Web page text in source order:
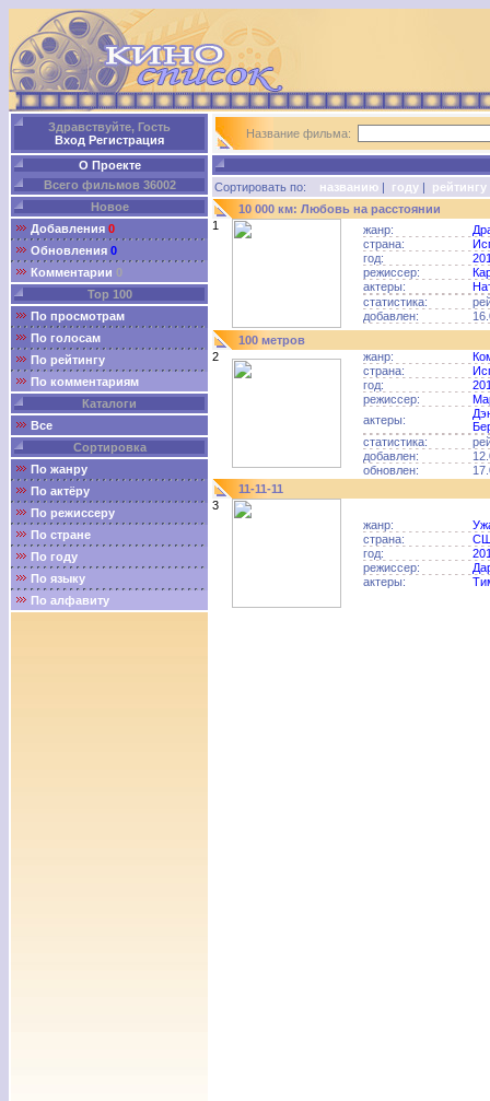
Здравствуйте, Гость
Вход Регистрация
О Проекте
Всего фильмов 36002
Новое
Добавления 0
Обновления 0
Комментарии 0
Top 100
По просмотрам
По голосам
По рейтингу
По комментариям
Каталоги
Все
Сортировка
По жанру
По актёру
По режиссеру
По стране
По году
По языку
По алфавиту
Название фильма:
Сортировать по: названию | году | рейтингу
10 000 км: Любовь на расстоянии
1
жанр:
страна:
год:
режиссер:
актеры:
статистика:
добавлен:
100 метров
2
жанр:
страна:
год:
режиссер:
актеры:
статистика:
добавлен:
обновлен:
11-11-11
3
жанр:
страна:
год:
режиссер:
актеры: